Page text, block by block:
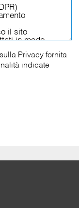
Privacy fornita
indicate